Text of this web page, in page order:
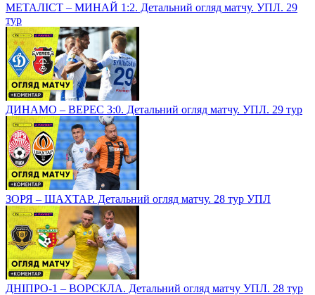
МЕТАЛІСТ – МИНАЙ 1:2. Детальний огляд матчу. УПЛ. 29
тур
ДИНАМО – ВЕРЕС 3:0. Детальний огляд матчу. УПЛ. 29 тур
ЗОРЯ – ШАХТАР. Детальний огляд матчу. 28 тур УПЛ
ДНІПРО-1 – ВОРСКЛА. Детальний огляд матчу УПЛ. 28 тур